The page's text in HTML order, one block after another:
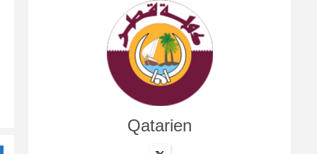
Qatarien